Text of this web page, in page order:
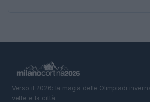
Verso il 2026: la magia delle Olimpiadi
vette e la città.